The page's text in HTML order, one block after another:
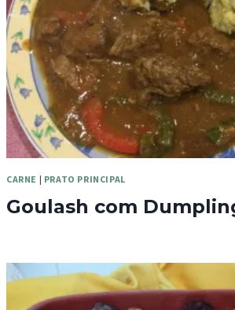
CARNE | PRATO PRINCIPAL
Goulash com